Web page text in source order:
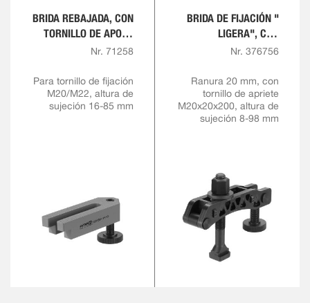
BRIDA REBAJADA, CON
TORNILLO DE APOYO
REGULABLE
Nr. 71258
Para tornillo de fijación
M20/M22, altura de
sujeción 16-85 mm
BRIDA DE FIJACIÓN "
LIGERA", CON
TORNILLO DE APOYO
COMPLETA
Nr. 376756
Ranura 20 mm, con
tornillo de apriete
M20x20x200, altura de
sujeción 8-98 mm